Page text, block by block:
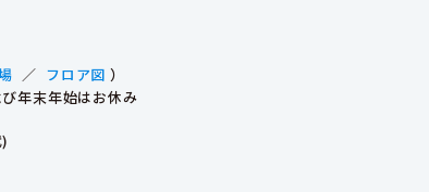
／ フロア図 ）
年末年始はお休み